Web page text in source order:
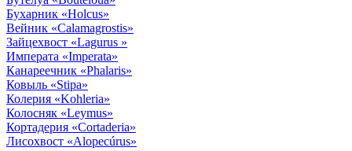
Бухарник «Holcus»
Вейник «Calamagrostis»
Зайцехвост «Lagurus »
Императа «Imperata»
Канареечник «Phalaris»
Ковыль «Stipa»
Колерия «Kohleria»
Колосняк «Leymus»
Кортадерия «Cortaderia»
Лисохвост «Alopecúrus»